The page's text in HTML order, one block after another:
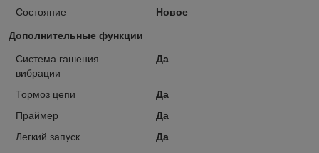
Состояние Новое
Дополнительные функции
Система гашения
вибрации
Да
Тормоз цепи
Да
Праймер
Да
Легкий запуск
Да